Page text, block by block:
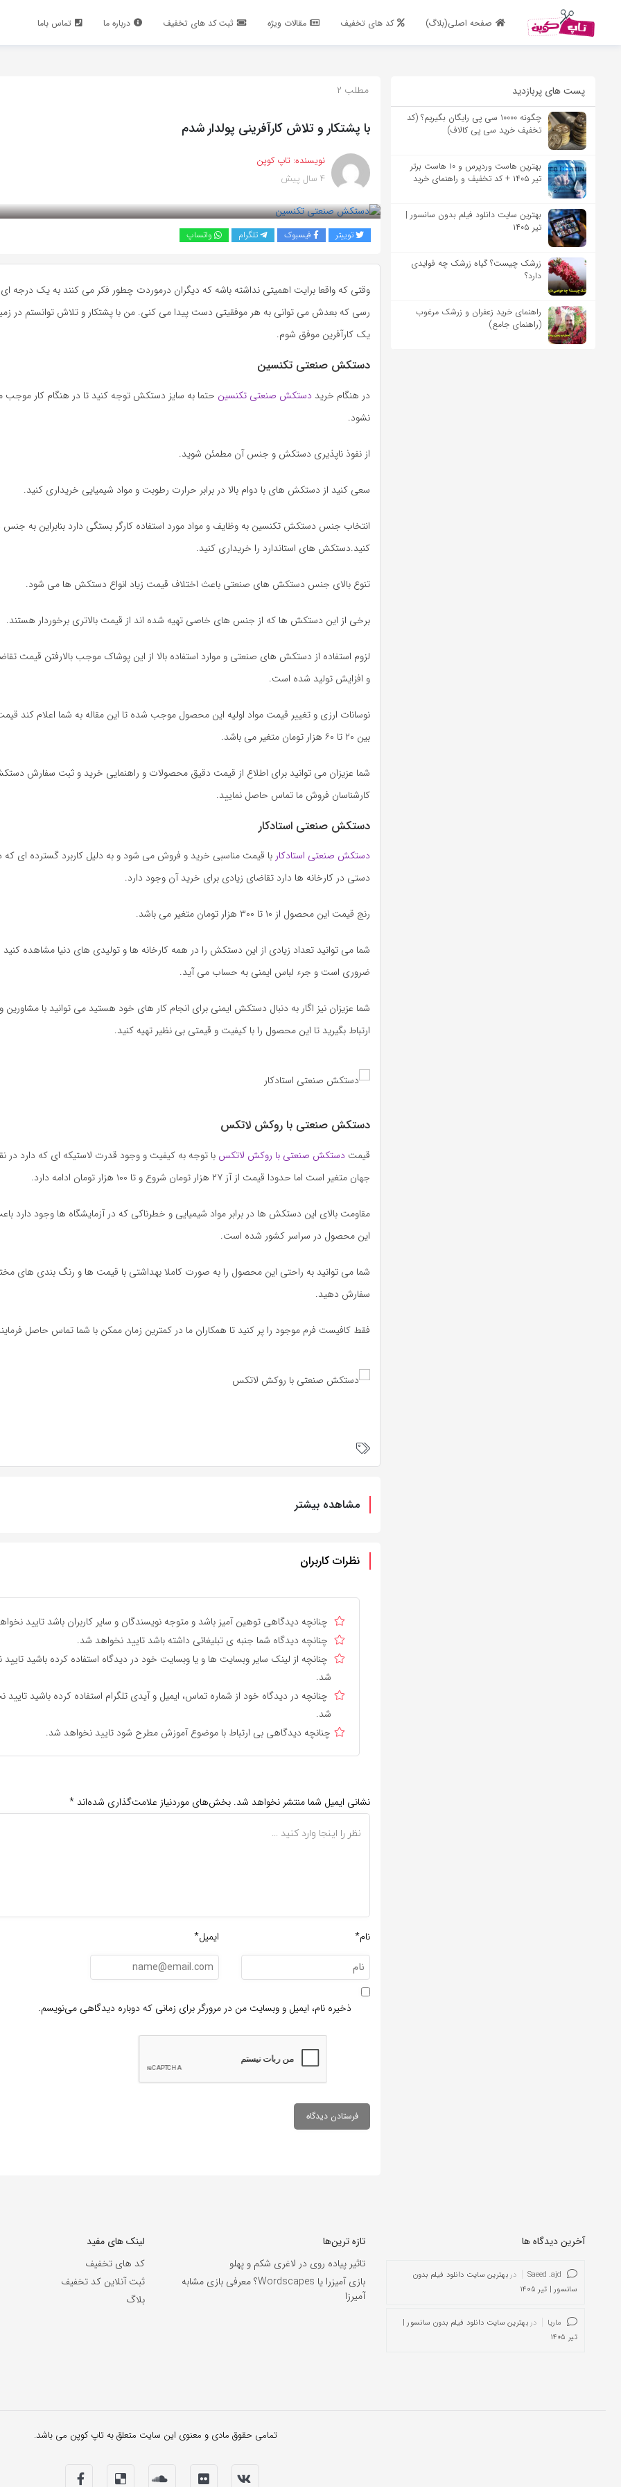
صفحه اصلی(بلاگ) کد های تخفیف مقالات ویژه ثبت کد های تخفیف درباره ما تماس باما اشتراک گذاری
کپی لینک
پست های پربازدید
چگونه ۱۰۰۰۰ سی پی رایگان بگیریم؟ (کد
تخفیف خرید سی پی کالاف)
بهترین هاست وردپرس و ۱۰ هاست برتر
تیر ۱۴۰۵ + کد تخفیف و راهنمای خرید
بهترین سایت دانلود فیلم بدون سانسور |
تیر ۱۴۰۵
زرشک چیست؟ گیاه زرشک چه فوایدی
دارد؟
راهنمای خرید زعفران و زرشک مرغوب
(راهنمای جامع)
مطلب ۲
با پشتکار و تلاش کارآفرینی پولدار شدم
نویسنده: تاپ کوپن
۴ سال پیش
توییتر فیسبوک تلگرام واتساپ
وقتی که واقعا برایت اهمیتی نداشته باشه که دیگران درموردت چطور فکر می کنند به یک درجه
رسی که بعدش می توانی به هر موفقیتی دست پیدا می کنی. من با پشتکار و تلاش توانستم در
یک کارآفرین موفق شوم.
دستکش صنعتی تکنسین
در هنگام خرید دستکش صنعتی تکنسین حتما به سایز دستکش توجه کنید تا در هنگام کار
نشود.
از نفوذ ناپذیری دستکش و جنس آن مطمئن شوید.
سعی کنید از دستکش های با دوام بالا در برابر حرارت رطوبت و مواد شیمیایی خریداری کنید.
انتخاب جنس دستکش تکنسین به وظایف و مواد مورد استفاده کارگر بستگی دارد بنابراین به
کنید.دستکش های استاندارد را خریداری کنید.
تنوع بالای جنس دستکش های صنعتی باعث اختلاف قیمت زیاد انواع دستکش ها می شود.
برخی از این دستکش ها که از جنس های خاصی تهیه شده اند از قیمت بالاتری برخوردار هستند.
لزوم استفاده از دستکش های صنعتی و موارد استفاده بالا از این پوشاک موجب بالارفتن قیمت
و افزایش تولید شده است.
نوسانات ارزی و تغییر قیمت مواد اولیه این محصول موجب شده تا این مقاله به شما اعلام کند
بین ۲۰ تا ۶۰ هزار تومان متغیر می باشد.
شما عزیزان می توانید برای اطلاع از قیمت دقیق محصولات و راهنمایی خرید و ثبت سفارش
کارشناسان فروش ما تماس حاصل نمایید.
دستکش صنعتی استادکار
دستکش صنعتی استادکار با قیمت مناسبی خرید و فروش می شود و به دلیل کاربرد گسترده ای که
دستی در کارخانه ها دارد تقاضای زیادی برای خرید آن وجود دارد.
رنج قیمت این محصول از ۱۰ تا ۳۰۰ هزار تومان متغیر می باشد.
شما می توانید تعداد زیادی از این دستکش را در همه کارخانه ها و تولیدی های دنیا مشاهده کنید
ضروری است و جرء لباس ایمنی به حساب می آید.
شما عزیزان نیز اگار به دنبال دستکش ایمنی برای انجام کار های خود هستید می توانید با
ارتباط بگیرید تا این محصول را با کیفیت و قیمتی بی نظیر تهیه کنید.
دستکش صنعتی با روکش لاتکس
قیمت دستکش صنعتی با روکش لاتکس با توجه به کیفیت و وجود قدرت لاستیکه ای که دارد در
جهان متغیر است اما حدودا قیمت از آز ۲۷ هزار تومان شروع و تا ۱۰۰ هزار تومان ادامه دارد.
مقاومت بالای این دستکش ها در برابر مواد شیمیایی و خطرناکی که در آزمایشگاه ها وجود دارد
این محصول در سراسر کشور شده است.
شما می توانید به راحتی این محصول را به صورت کاملا بهداشتی با قیمت ها و رنگ بندی های
سفارش دهید.
فقط کافیست فرم موجود را پر کنید تا همکاران ما در کمترین زمان ممکن با شما تماس حاصل
مشاهده بیشتر
نظرات کاربران
چنانچه دیدگاهی توهین آمیز باشد و متوجه نویسندگان و سایر کاربران باشد تایید
چنانچه دیدگاه شما جنبه ی تبلیغاتی داشته باشد تایید نخواهد شد.
چنانچه از لینک سایر وبسایت ها و یا وبسایت خود در دیدگاه استفاده کرده باشید تایید
شد.
چنانچه در دیدگاه خود از شماره تماس، ایمیل و آیدی تلگرام استفاده کرده باشید تایید
شد.
چنانچه دیدگاهی بی ارتباط با موضوع آموزش مطرح شود تایید نخواهد شد.
نشانی ایمیل شما منتشر نخواهد شد. بخش‌های موردنیاز علامت‌گذاری شده‌اند *
نام* ایمیل*
ذخیره نام، ایمیل و وبسایت من در مرورگر برای زمانی که دوباره دیدگاهی می‌نویسم.
آخرین دیدگاه ها
Saeed .ajd در بهترین سایت دانلود فیلم بدون
سانسور | تیر ۱۴۰۵
ماریا در بهترین سایت دانلود فیلم بدون سانسور |
تیر ۱۴۰۵
تازه ترین‌ها
تاثیر پیاده روی در لاغری شکم و پهلو
بازی آمیزرا یا Wordscapes؟ معرفی بازی مشابه
آمیرزا
لینک های مفید
کد های تخفیف
ثبت آنلاین کد تخفیف
بلاگ
تمامی حقوق مادی و معنوی این سایت متعلق به تاپ کوپن می باشد.